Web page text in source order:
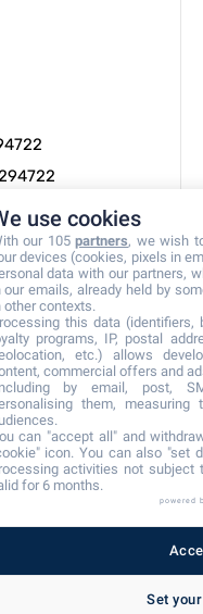
use cookies
our 105partners, we wish
devices (cookies, pixels in
data with our partners,
our emails, already held by
other contexts.
this data (identifiers,
programs, IP, postal
etc.) allows
commercial offers and
by email, post,
them, measuring
can "accept all" and
icon. You can also "set
activities not subject
for 6 months.
powered
Set